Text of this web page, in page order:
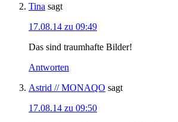
Tina sagt
17.08.14 zu 09:49
Das sind traumhafte Bilder!
Antworten
Astrid // MONAQO sagt
17.08.14 zu 09:50